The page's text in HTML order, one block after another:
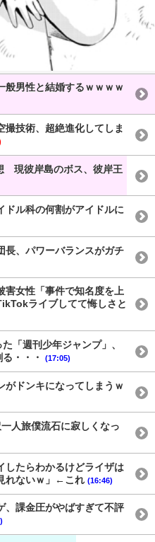
般男性と結婚するｗｗｗｗ
撮技術、超絶進化してしま
現彼岸島のボス、彼岸王
ドル科の何割がアイドルに
長、パワーバランスがガチ
害女性「事件で知名度を上
ライブしてて悔しさと
「週刊少年ジャンプ」、
・・・
(17:05)
がドンキになってしまうｗ
人旅僕流石に寂しくなっ
したらわかるけどライザは
れないｗ」←これ (16:46)
、課金圧がやばすぎて不評